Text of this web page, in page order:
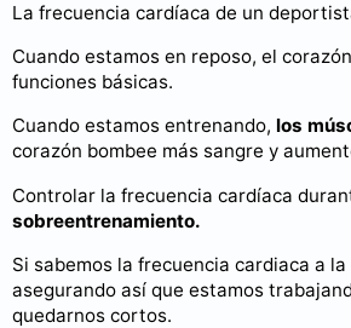
La frecuencia cardíaca de un
Cuando estamos en reposo, el
funciones básicas.
Cuando estamos entrenando, los
corazón bombee más sangre y
Controlar la frecuencia cardíaca
sobreentrenamiento.
Si sabemos la frecuencia cardiaca a
asegurando así que estamos
quedarnos cortos.